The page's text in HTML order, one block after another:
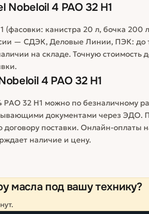
4 PAO 32 H1
канистра 20 л, бочка 200
— СДЭК, Деловые Линии, ПЭК: до
на складе. Точную стоимость
4 PAO 32 H1
32 H1 можно по безналичному
документами через ЭДО.
поставки. Онлайн-оплаты
наличие и цену.
масла под вашу технику?